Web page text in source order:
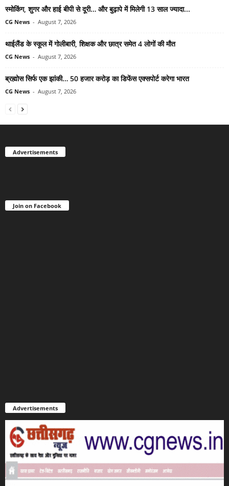
स्मोकिंग, शुगर और हाई बीपी से दूरी… और बुढ़ापे में मिलेगी 13 साल ज्यादा...
CG News - August 7, 2026
थाईलैंड के स्कूल में गोलीबारी, शिक्षक और छात्र समेत 4 लोगों की मौत
CG News - August 7, 2026
ब्रह्मोस सिर्फ एक झांकी… 50 हजार करोड़ का डिफेंस एक्सपोर्ट करेगा भारत
CG News - August 7, 2026
Advertisements
Join on Facebook
Advertisements